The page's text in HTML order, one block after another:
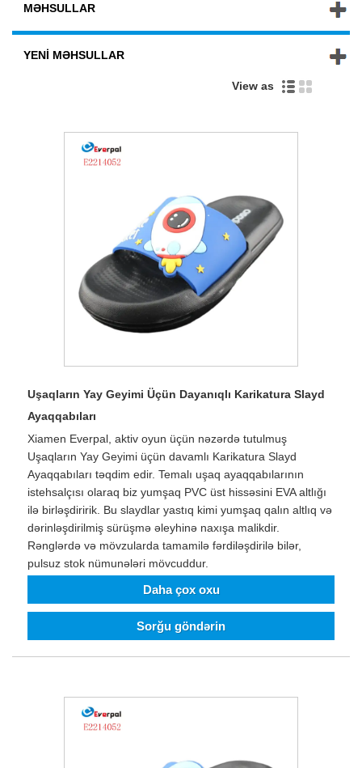
MƏHSULLAR
YENI MƏHSULLAR
View as
Uşaqların Yay Geyimi Üçün Dayanıqlı Karikatura Slayd
Ayaqqabıları
Xiamen Everpal, aktiv oyun üçün nəzərdə tutulmuş
Uşaqların Yay Geyimi üçün davamlı Karikatura Slayd
Ayaqqabıları təqdim edir. Temalı uşaq ayaqqabılarının
istehsalçısı olaraq biz yumşaq PVC üst hissəsini EVA altlığı
ilə birləşdiririk. Bu slaydlar yastıq kimi yumşaq qalın altlıq və
dərinləşdirilmiş sürüşmə əleyhinə naxışa malikdir.
Rənglərdə və mövzularda tamamilə fərdiləşdirilə bilər,
pulsuz stok nümunələri mövcuddur.
Daha çox oxu
Sorğu göndərin